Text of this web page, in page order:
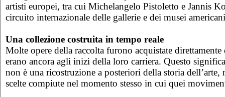
artisti europei, tra cui Michelangelo Pistoletto e Jannis
circuito internazionale delle gallerie e dei musei
Una collezione costruita in tempo reale
Molte opere della raccolta furono acquistate
erano ancora agli inizi della loro carriera. Questo
non è una ricostruzione a posteriori della storia
scelte compiute nel momento stesso in cui quei